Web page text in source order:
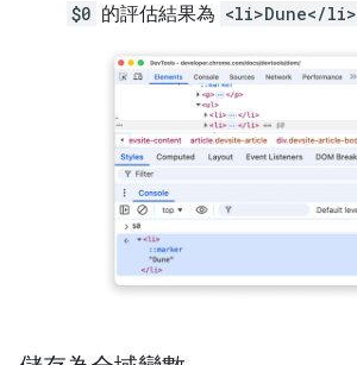
$0 的評估結果為 <li>Dune</li>